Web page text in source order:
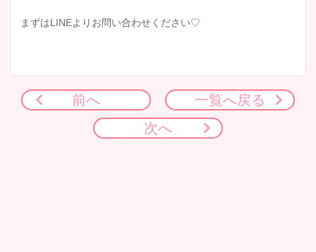
まずはLINEよりお問い合わせください♡
前へ
一覧へ戻る
次へ